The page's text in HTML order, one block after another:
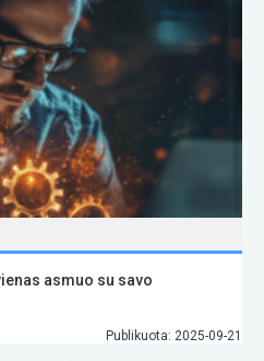
asmuo su savo
Publikuota: 2025-09-21